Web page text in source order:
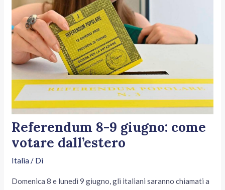
Referendum 8-9 giugno: come
votare dall’estero
Italia / Di
Domenica 8 e lunedì 9 giugno, gli italiani saranno chiamati a